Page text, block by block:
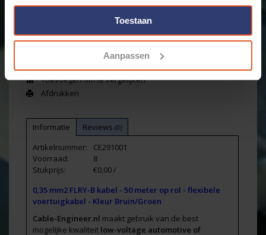
Toestaan
Aanpassen
-
Email ons over dit product
Toevoegen om te vergelijken
Afdrukken
Informatie Reviews (0)
Artikelnummer:
CE291001
Voorraad:
8
Stukprijs:
€0,00 /
0,35 mm2 FLRY-B kabel - 50 meter op rol - flexibele
voertuigkabel - Kleur Bruin/Groen
Cable-Engineer.nl maakt gebruik van de best
mogelijke kwaliteit low-voltage automotive of